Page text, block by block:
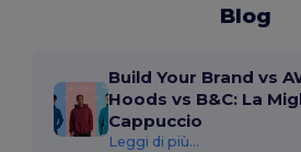
Blog
Build Your Brand vs
Hoods vs B&C: La
Cappuccio
Leggi di più...